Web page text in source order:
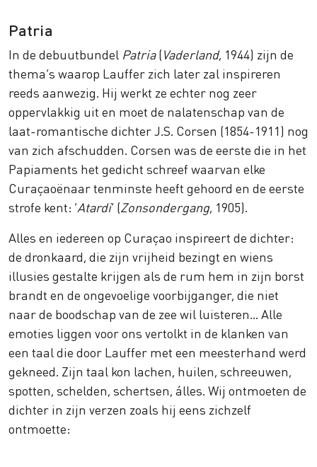
Patria
In de debuutbundel Patria(Vaderland, 1944) zijn de
thema’s waarop Lauffer zich later zal inspireren
reeds aanwezig. Hij werkt ze echter nog zeer
oppervlakkig uit en moet de nalatenschap van de
laat-romantische dichter J.S. Corsen (1854-1911) nog
van zich afschudden. Corsen was de eerste die in het
Papiaments het gedicht schreef waarvan elke
Curaçaoënaar tenminste heeft gehoord en de eerste
strofe kent: ‘Atardi’ (Zonsondergang, 1905).
Alles en iedereen op Curaçao inspireert de dichter:
de dronkaard, die zijn vrijheid bezingt en wiens
illusies gestalte krijgen als de rum hem in zijn borst
brandt en de ongevoelige voorbijganger, die niet
naar de boodschap van de zee wil luisteren… Alle
emoties liggen voor ons vertolkt in de klanken van
een taal die door Lauffer met een meesterhand werd
gekneed. Zijn taal kon lachen, huilen, schreeuwen,
spotten, schelden, schertsen, álles. Wij ontmoeten de
dichter in zijn verzen zoals hij eens zichzelf
ontmoette: